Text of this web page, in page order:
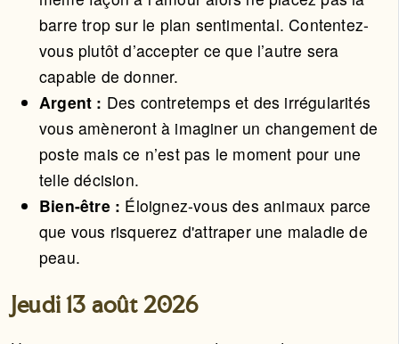
barre trop sur le plan sentimental. Contentez-
vous plutôt d’accepter ce que l’autre sera
capable de donner.
Argent : Des contretemps et des irrégularités
vous amèneront à imaginer un changement de
poste mais ce n’est pas le moment pour une
telle décision.
Bien-être : Éloignez-vous des animaux parce
que vous risquerez d'attraper une maladie de
peau.
Jeudi 13 août 2026